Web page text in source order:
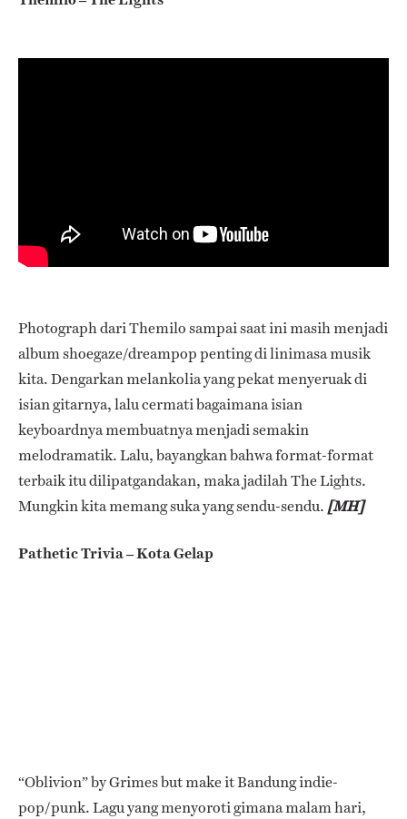
Photograph dari Themilo sampai saat ini masih menjadi
album shoegaze/dreampop penting di linimasa musik
kita.Dengarkan melankolia yang pekat menyeruak di
isian gitarnya, lalu cermati bagaimana isian
keyboardnya membuatnya menjadi semakin
melodramatik. Lalu, bayangkan bahwa format-format
terbaik itu dilipatgandakan, maka jadilah The Lights.
Mungkin kita memang suka yang sendu-sendu. [MH]
Pathetic Trivia – Kota Gelap
“Oblivion” by Grimes but make it Bandung indie-
pop/punk.Lagu yang menyoroti gimana malam hari,